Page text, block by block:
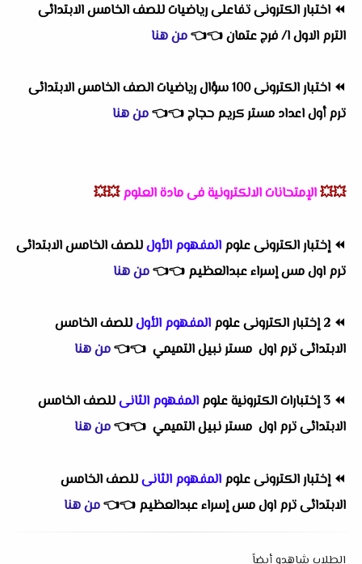
⏪ اختبار الكترونى تفاعلى رياضيات للصف الخامس الابتدائى
الترم الاول ا/ فرج عتمان👈
👈من هنا
⏪
اختبار الكترونى 100 سؤال رياضيات الصف الخامس الابتدائى
ترم أول اعداد مستر كريم حجاج👈
👈من هنا
💥💥الإمتحانات الالكترونية فى مادة العلوم 💥💥
⏪إختبار الكترونى علوم المفهوم الأولللصف الخامس الابتدائى
ترم اول مس إسراء عبدالعظيم 👈
👈من هنا
⏪ 2 إختبار الكترونى علوم المفهوم الأولللصف الخامس
الابتدائى ترم اول مستر نبيل التميمي 👈
👈من هنا
⏪ 3 إختبارات الكترونية علوم المفهوم الثانىللصف الخامس
الابتدائى ترم اول مستر نبيل التميمي 👈
👈من هنا
⏪إختبار الكترونى علوم المفهوم الثانىللصف الخامس
الابتدائى ترم اول مس إسراء عبدالعظيم 👈
👈من هنا